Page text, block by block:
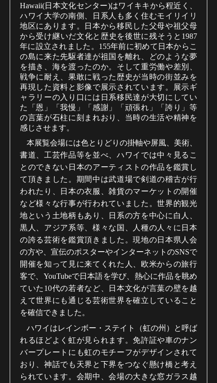
Hawaii(日本文化センター)はワイキキから程近く、
ハワイ大学の南側、日系人も多く住むモイリイリ
地区にあります。日本から移民した父母や祖父母
から受け継いだ文化と歴史を後世に残そうと 1987
年に設立されました。 155年前に初めて日本からこ
の島に来た先駆者達が祖国を離れ、どのような夢
を描き、海を渡ったのか。そして重労働や差別、
戦争に耐え、果敢に戦った歴史が当時の街並みを
再現した資料と影像で展示されています。展示ギ
ャラリーの入り口には日系移民達が大切にしてい
た「恩」「我慢」「感謝」「頑張れ」「誇り」等
の言葉が石柱に刻まれおり、当時の生活や精神を
感じさせます。
本展覧会場には色とりどりの掛軸や屏風、美術、
書道、工芸作品等を並べ、ハワイでは中々見るこ
とのできない日本のアーティストの作品を鑑賞し
て頂きました。期間中は武道場で剣道の稽古が行
われたり、日本の衣服、雑貨のマーケットの開催
など様々な行事が行われていました。世界的観光
地という土地柄もあり、日系の方を中心に白人、
黒人、アジア系等、様々な国、人種の人々に日本
の誇る芸術を鑑賞頂きました。現地の日本県人会
の方や、宣伝のポスターやインターネットのSNSで
開催を知って見に来てくれた人、欧米からの旅行
客で、 YouTubeで日本語を学び、熱心に作品を眺め
ていた 10代の若者など、日本文化が言葉の壁を越
えて世界にも通じる芸術世界を確立していること
を確信できました。
ハワイはレインボー・ステイト（虹の州）と呼ば
れるほどよく虹が見られます。免許証や車のナン
バープレートにも虹のモチーフがデザインされて
おり、神話でも天界と下界をつなぐ懸け橋と考え
られています。会期中、会場の大きな窓ガラス越